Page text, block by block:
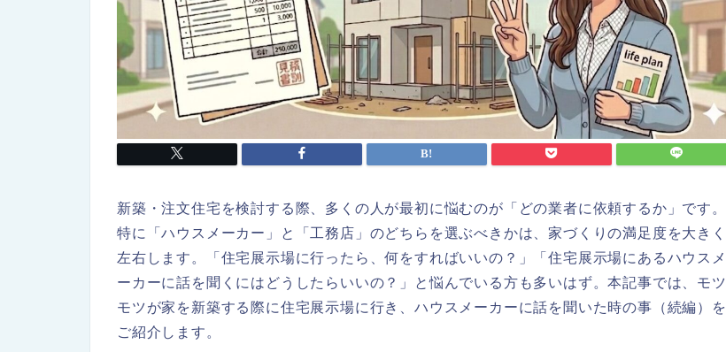
新築・注文住宅を検討する際、多くの人が最初に悩むのが「どの業者に依頼するか」です。
特に「ハウスメーカー」と「工務店」のどちらを選ぶべきかは、家づくりの満足度を大きく
左右します。「住宅展示場に行ったら、何をすればいいの？」「住宅展示場にあるハウスメ
ーカーに話を聞くにはどうしたらいいの？」と悩んでいる方も多いはず。本記事では、モツ
モツが家を新築する際に住宅展示場に行き、ハウスメーカーに話を聞いた時の事（続編）を
ご紹介します。